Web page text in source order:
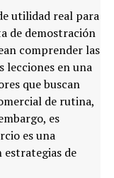
utilidad real para
de demostración
comprender las
en una
que buscan
de rutina,
es
es una
estrategias de